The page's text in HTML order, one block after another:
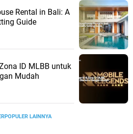
Rental in Bali: A
Guide
ID MLBB untuk
Mudah
LAINNYA